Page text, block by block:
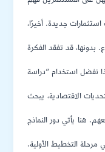
جديدة. أخيرًا،
بدونها، قد تفقد الفكرة
نفضل استخدام “دراسة
الاقتصادية، يبحث
هنا يأتي دور النماذج
مرحلة التخطيط الأولية.